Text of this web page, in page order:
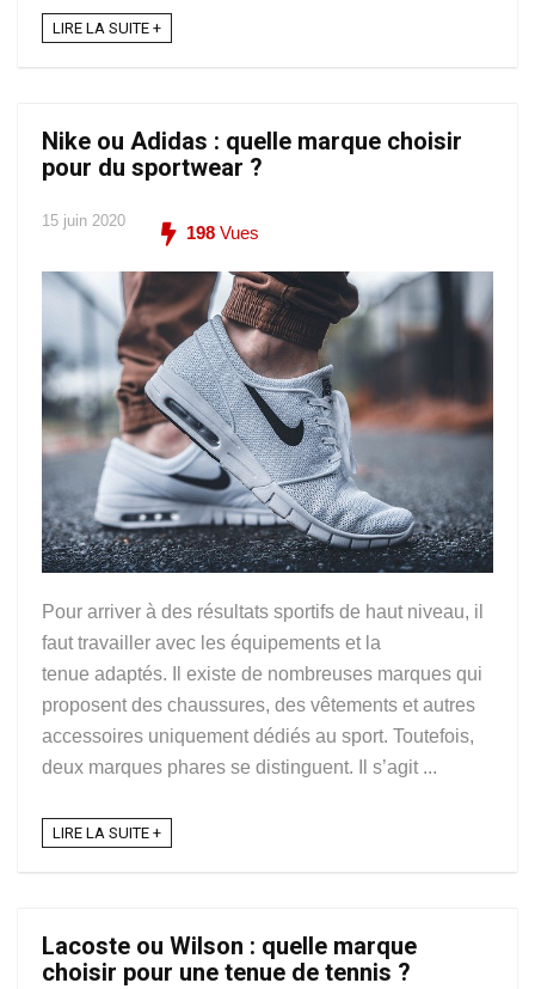
LIRE LA SUITE +
Nike ou Adidas : quelle marque choisir
pour du sportwear ?
15 juin 2020
198 Vues
Pour arriver à des résultats sportifs de haut niveau, il
faut travailler avec les équipements et la
tenue adaptés. Il existe de nombreuses marques qui
proposent des chaussures, des vêtements et autres
accessoires uniquement dédiés au sport. Toutefois,
deux marques phares se distinguent. Il s’agit ...
LIRE LA SUITE +
Lacoste ou Wilson : quelle marque
choisir pour une tenue de tennis ?